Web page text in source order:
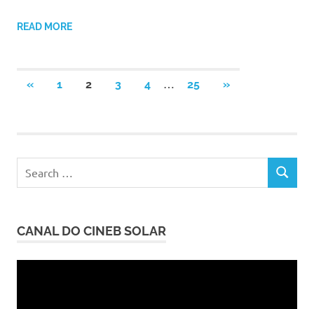
READ MORE
Navegação
«PREVIOUS
1 2 3 4 … 25
NEXT
»
SEARCH
CANAL DO CINEB SOLAR